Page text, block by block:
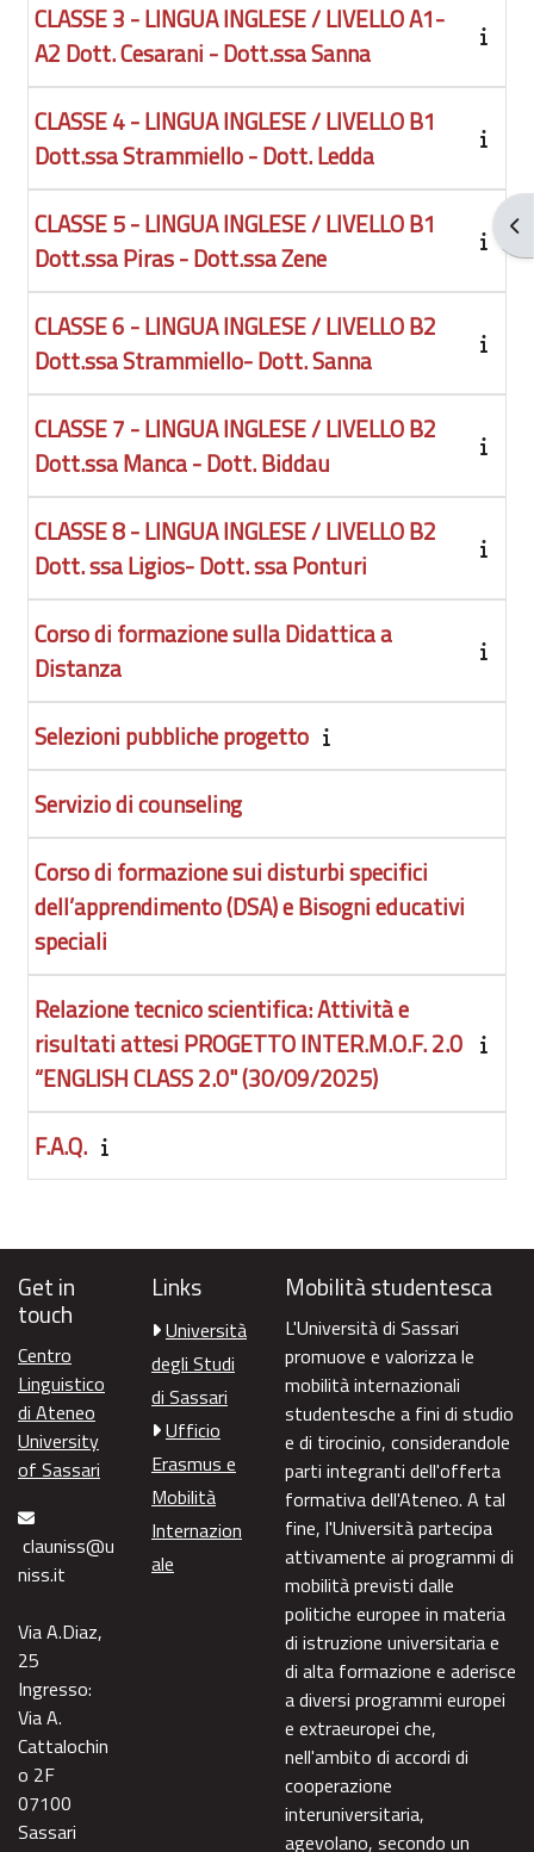
CLASSE 3 - LINGUA INGLESE / LIVELLO A1-
A2 Dott. Cesarani - Dott.ssa Sanna
CLASSE 4 - LINGUA INGLESE / LIVELLO B1
Dott.ssa Strammiello - Dott. Ledda
CLASSE 5 - LINGUA INGLESE / LIVELLO B1
Dott.ssa Piras - Dott.ssa Zene
CLASSE 6 - LINGUA INGLESE / LIVELLO B2
Dott.ssa Strammiello- Dott. Sanna
CLASSE 7 - LINGUA INGLESE / LIVELLO B2
Dott.ssa Manca - Dott. Biddau
CLASSE 8 - LINGUA INGLESE / LIVELLO B2
Dott. ssa Ligios- Dott. ssa Ponturi
Corso di formazione sulla Didattica a
Distanza
Selezioni pubbliche progetto
Servizio di counseling
Corso di formazione sui disturbi specifici
dell’apprendimento (DSA) e Bisogni educativi
speciali
Relazione tecnico scientifica: Attività e
risultati attesi PROGETTO INTER.M.O.F. 2.0
“ENGLISH CLASS 2.0" (30/09/2025)
F.A.Q.
Get in
touch
Centro
Linguistico
di Ateneo
University
of Sassari
clauniss@u
niss.it
Via A.Diaz,
25
Ingresso:
Via A.
Cattalochin
o 2F
07100
Sassari
Links
Università
degli Studi
di Sassari
Ufficio
Erasmus e
Mobilità
Internazion
ale
Mobilità studentesca
L'Università di Sassari
promuove e valorizza le
mobilità internazionali
studentesche a fini di studio
e di tirocinio, considerandole
parti integranti dell'offerta
formativa dell'Ateneo. A tal
fine, l'Università partecipa
attivamente ai programmi di
mobilità previsti dalle
politiche europee in materia
di istruzione universitaria e
di alta formazione e aderisce
a diversi programmi europei
e extraeuropei che,
nell'ambito di accordi di
cooperazione
interuniversitaria,
agevolano, secondo un